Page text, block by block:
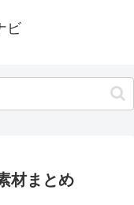
ビ
材まとめ